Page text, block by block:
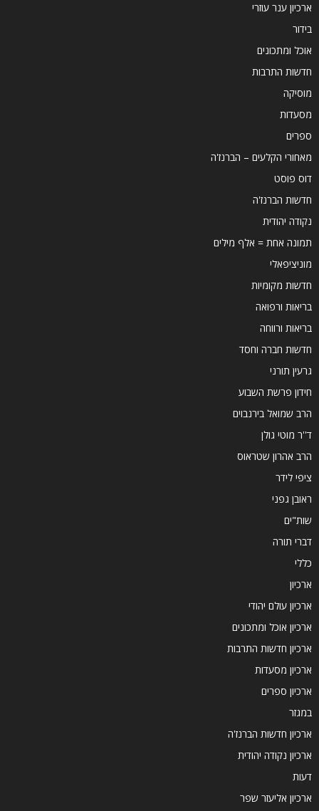
ארכיון ענר עוזרי
בידור
אוכל ומתכונים
חדשות התרבות
מוסיקה
מסעדות
ספרים
מאחורי הקלעים – הברנז'ה
דוס פוסט
חדשות הברנז'ה
נקודה יהודית
תמונה אחת = אלף מילים
מוניציפאלי
חדשות מקומיות
בריאות ורפואה
בריאות ורווחה
חדשות חברה וחסד
גרעין תורני
חידון פרשת השבוע
הרב שמואל בירנבוים
ד''ר מוטי גולן
הרב אהרון שטראוס
ציפי לידר
ראובן גפני
שות"ים
דברי תורה
כללי
ארכיון
ארכיון עולם יהודי
ארכיון אוכל ומתכונים
ארכיון חדשות התרבות
ארכיון מסעדות
ארכיון ספרים
במגזר
ארכיון חדשות הברנז'ה
ארכיון נקודה יהודית
דעות
ארכיון אליעזר שפר